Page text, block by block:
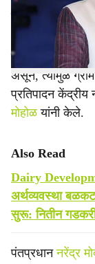
e साधण्यासाठी
देशातील जवळपास
असून, त्यामुळे
प्रतिपादन केंद्रीय
मोहोळ यांनी केले.
Also Read
Dairy
अर्थव्यवस्था बळकट
सुरू: नितीन
पंतप्रधाननरेंद्र